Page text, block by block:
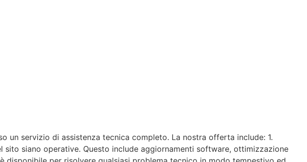
un servizio di assistenza tecnica completo. La nostra offerta include: 1.
siano operative. Questo include aggiornamenti software, ottimizzazione